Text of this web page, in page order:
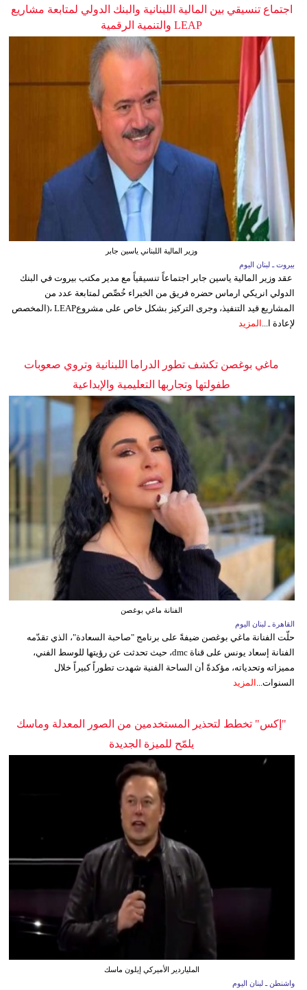
اجتماع تنسيقي بين المالية اللبنانية والبنك الدولي لمتابعة مشاريع
LEAP والتنمية الرقمية
وزير المالية اللبناني ياسين جابر
بيروت ـ لبنان اليوم
عقد وزير المالية ياسين جابر اجتماعاً تنسيقياً مع مدير مكتب بيروت في البنك
الدولي انريكي ارماس حضره فريق من الخبراء خُصِّص لمتابعة عدد من
المشاريع قيد التنفيذ، وجرى التركيز بشكل خاص على مشروعLEAP ،(المخصص
لإعادة ا... المزيد
ماغي بوغصن تكشف تطور الدراما اللبنانية وتروي صعوبات
طفولتها وتجاربها التعليمية والإبداعية
الفنانة ماغي بوغصن
القاهرة ـ لبنان اليوم
حلّت الفنانة ماغي بوغصن ضيفةً على برنامج "صاحبة السعادة"، الذي تقدّمه
الفنانة إسعاد يونس على قناة dmc، حيث تحدثت عن رؤيتها للوسط الفني،
مميزاته وتحدياته، مؤكدةً أن الساحة الفنية شهدت تطوراً كبيراً خلال
السنوات...
المزيد
"إكس" تخطط لتحذير المستخدمين من الصور المعدلة وماسك
يلمّح للميزة الجديدة
الملياردير الأميركي إيلون ماسك
واشنطن ـ لبنان اليوم